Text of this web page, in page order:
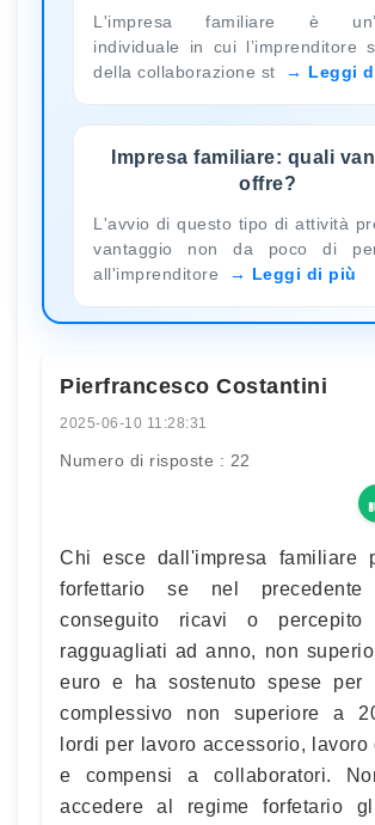
L'impresa familiare è
individuale in cui l’imprenditore
della collaborazione st
Leggi
Impresa familiare: quali
offre?
L'avvio di questo tipo di attività
vantaggio non da poco di
all'imprenditore
Leggi di più
Pierfrancesco Costantini
2025-06-10 11:28:31
Numero di risposte : 22
Chi esce dall'impresa familiare
forfettario se nel
conseguito ricavi o percepito
ragguagliati ad anno, non
euro e ha sostenuto spese per
complessivo non superiore a
lordi per lavoro accessorio, lavoro
e compensi a collaboratori.
accedere al regime forfetario